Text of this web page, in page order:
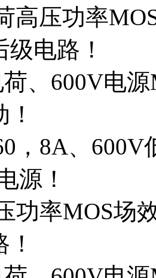
高压功率
电路！
、600V电
，8A、
源！
功率MOS场